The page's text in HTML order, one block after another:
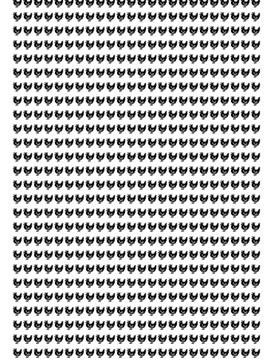
🐓🐓🐓🐓🐓🐓🐓🐓🐓🐓🐓🐓🐓🐓🐓🐓🐓🐓🐓🐓🐓🐓🐓🐓
🐓🐓🐓🐓🐓🐓🐓🐓🐓🐓🐓🐓🐓🐓🐓🐓🐓🐓🐓🐓🐓🐓🐓🐓
🐓🐓🐓🐓🐓🐓🐓🐓🐓🐓🐓🐓🐓🐓🐓🐓🐓🐓🐓🐓🐓🐓🐓🐓
🐓🐓🐓🐓🐓🐓🐓🐓🐓🐓🐓🐓🐓🐓🐓🐓🐓🐓🐓🐓🐓🐓🐓🐓
🐓🐓🐓🐓🐓🐓🐓🐓🐓🐓🐓🐓🐓🐓🐓🐓🐓🐓🐓🐓🐓🐓🐓🐓
🐓🐓🐓🐓🐓🐓🐓🐓🐓🐓🐓🐓🐓🐓🐓🐓🐓🐓🐓🐓🐓🐓🐓🐓
🐓🐓🐓🐓🐓🐓🐓🐓🐓🐓🐓🐓🐓🐓🐓🐓🐓🐓🐓🐓🐓🐓🐓🐓
🐓🐓🐓🐓🐓🐓🐓🐓🐓🐓🐓🐓🐓🐓🐓🐓🐓🐓🐓🐓🐓🐓🐓🐓
🐓🐓🐓🐓🐓🐓🐓🐓🐓🐓🐓🐓🐓🐓🐓🐓🐓🐓🐓🐓🐓🐓🐓🐓
🐓🐓🐓🐓🐓🐓🐓🐓🐓🐓🐓🐓🐓🐓🐓🐓🐓🐓🐓🐓🐓🐓🐓🐓
🐓🐓🐓🐓🐓🐓🐓🐓🐓🐓🐓🐓🐓🐓🐓🐓🐓🐓🐓🐓🐓🐓🐓🐓
🐓🐓🐓🐓🐓🐓🐓🐓🐓🐓🐓🐓🐓🐓🐓🐓🐓🐓🐓🐓🐓🐓🐓🐓
🐓🐓🐓🐓🐓🐓🐓🐓🐓🐓🐓🐓🐓🐓🐓🐓🐓🐓🐓🐓🐓🐓🐓🐓
🐓🐓🐓🐓🐓🐓🐓🐓🐓🐓🐓🐓🐓🐓🐓🐓🐓🐓🐓🐓🐓🐓🐓🐓
🐓🐓🐓🐓🐓🐓🐓🐓🐓🐓🐓🐓🐓🐓🐓🐓🐓🐓🐓🐓🐓🐓🐓🐓
🐓🐓🐓🐓🐓🐓🐓🐓🐓🐓🐓🐓🐓🐓🐓🐓🐓🐓🐓🐓🐓🐓🐓🐓
🐓🐓🐓🐓🐓🐓🐓🐓🐓🐓🐓🐓🐓🐓🐓🐓🐓🐓🐓🐓🐓🐓🐓🐓
🐓🐓🐓🐓🐓🐓🐓🐓🐓🐓🐓🐓🐓🐓🐓🐓🐓🐓🐓🐓🐓🐓🐓🐓
🐓🐓🐓🐓🐓🐓🐓🐓🐓🐓🐓🐓🐓🐓🐓🐓🐓🐓🐓🐓🐓🐓🐓🐓
🐓🐓🐓🐓🐓🐓🐓🐓🐓🐓🐓🐓🐓🐓🐓🐓🐓🐓🐓🐓🐓🐓🐓🐓
🐓🐓🐓🐓🐓🐓🐓🐓🐓🐓🐓🐓🐓🐓🐓🐓🐓🐓🐓🐓🐓🐓🐓🐓
🐓🐓🐓🐓🐓🐓🐓🐓🐓🐓🐓🐓🐓🐓🐓🐓🐓🐓🐓🐓🐓🐓🐓🐓
🐓🐓🐓🐓🐓🐓🐓🐓🐓🐓🐓🐓🐓🐓🐓🐓🐓🐓🐓🐓🐓🐓🐓🐓
🐓🐓🐓🐓🐓🐓🐓🐓🐓🐓🐓🐓🐓🐓🐓🐓🐓🐓🐓🐓🐓🐓🐓🐓
🐓🐓🐓🐓🐓🐓🐓🐓🐓🐓🐓🐓🐓🐓🐓🐓🐓🐓🐓🐓🐓🐓🐓🐓
🐓🐓🐓🐓🐓🐓🐓🐓🐓🐓🐓🐓🐓🐓🐓🐓🐓🐓🐓🐓🐓🐓🐓🐓